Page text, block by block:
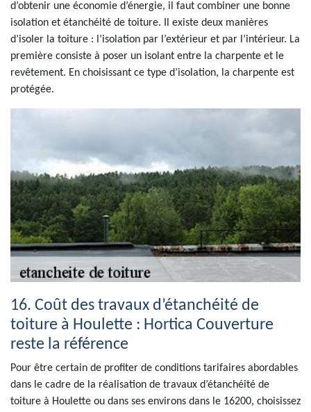
d’obtenir une économie d’énergie, il faut combiner une bonne
isolation et étanchéité de toiture. Il existe deux manières
d’isoler la toiture : l’isolation par l’extérieur et par l’intérieur. La
première consiste à poser un isolant entre la charpente et le
revêtement. En choisissant ce type d’isolation, la charpente est
protégée.
16. Coût des travaux d’étanchéité de
toiture à Houlette : Hortica Couverture
reste la référence
Pour être certain de profiter de conditions tarifaires abordables
dans le cadre de la réalisation de travaux d’étanchéité de
toiture à Houlette ou dans ses environs dans le 16200, choisissez